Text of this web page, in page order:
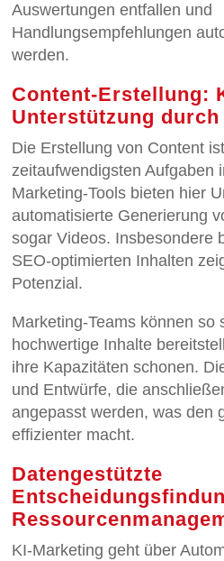
Auswertungen entfallen und
Handlungsempfehlungen
werden.
Content-Erstellung:
Unterstützung durch
Die Erstellung von Content
zeitaufwendigsten Aufgaben
Marketing-Tools bieten hier
automatisierte Generierung
sogar Videos. Insbesondere
SEO-optimierten Inhalten
Potenzial.
Marketing-Teams können so
hochwertige Inhalte
ihre Kapazitäten schonen.
und Entwürfe, die
angepasst werden, was den
effizienter macht.
Datengestützte
KI-Marketing geht über